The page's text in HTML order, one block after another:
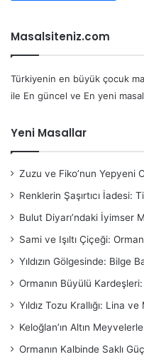
Masalsiteniz.com
Türkiyenin en büyük çocuk
ile En güncel ve En yeni
Yeni Masallar
Zuzu ve Fiko’nun Yepyeni
Renklerin Şaşırtıcı İadesi:
Bulut Diyarı’ndaki İyimser
Sami ve Işıltı Çiçeği:
Yıldızın Gölgesinde: Bilge
Ormanın Büyülü
Yıldız Tozu Krallığı: Lina
Keloğlan’ın Altın
Ormanın Kalbinde Saklı